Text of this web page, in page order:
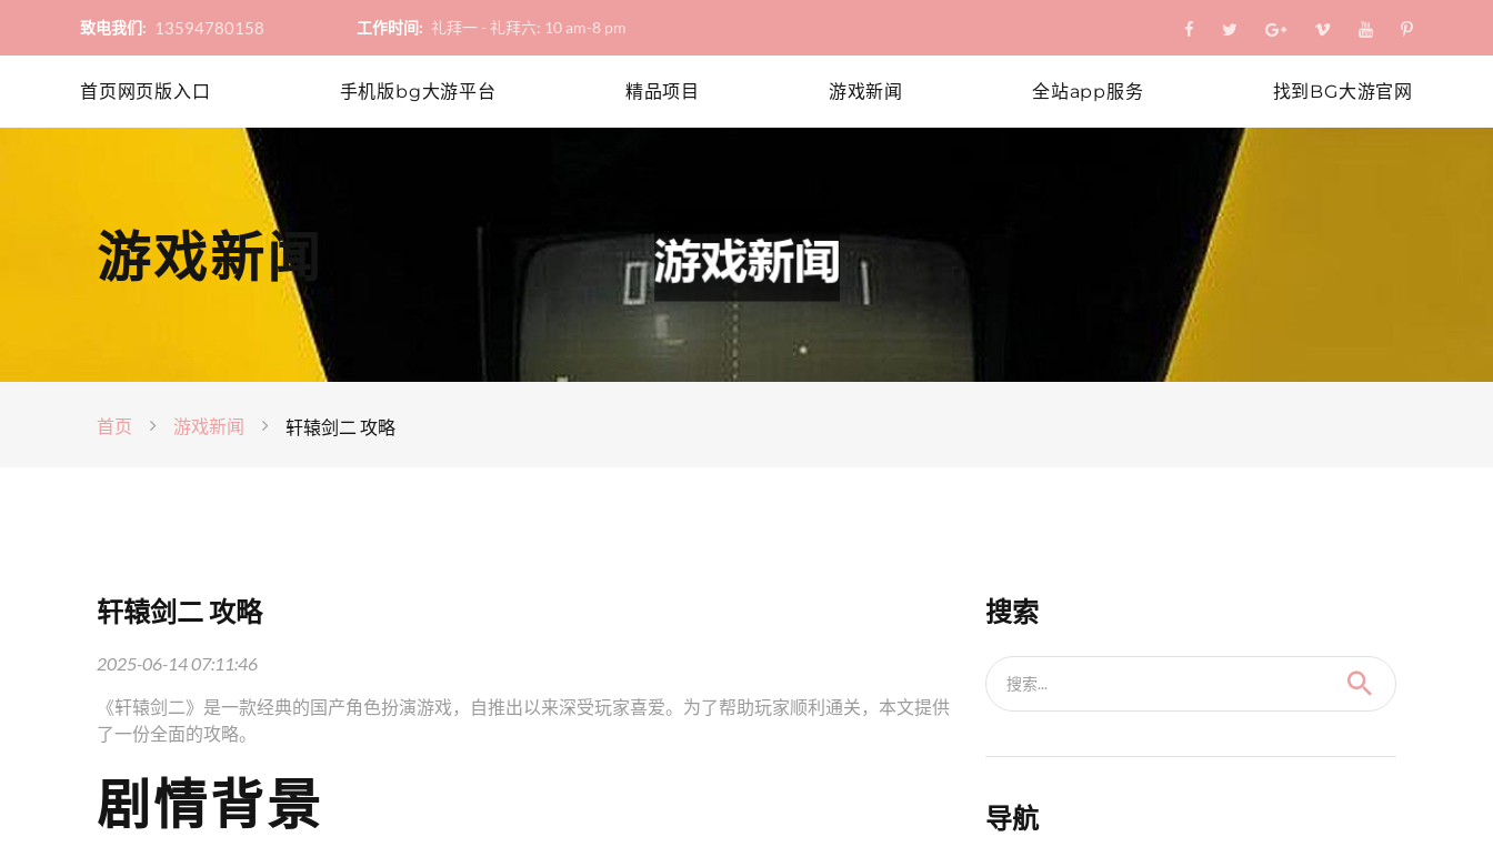
致电我们: 13594780158 工作时间: 礼拜一 - 礼拜六: 10 am-8 pm
首页网页版入口 手机版bg大游平台 精品项目 游戏新闻 全站app服务 找到BG大游官网
游戏新闻
首页 游戏新闻 轩辕剑二 攻略
轩辕剑二 攻略
2025-06-14 07:11:46
《轩辕剑二》是一款经典的国产角色扮演游戏，自推出以来深受玩家喜爱。为了帮助玩家顺利通关，本文提供
了一份全面的攻略。
剧情背景
搜索
搜索...
导航